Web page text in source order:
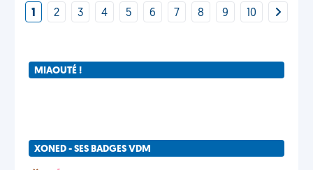
1 2 3 4 5 6 7 8 9 10
MIAOUTÉ !
XONED - SES BADGES VDM